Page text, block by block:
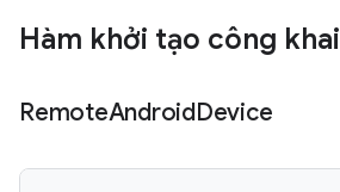
Hàm khởi tạo công khai
RemoteAndroidDevice